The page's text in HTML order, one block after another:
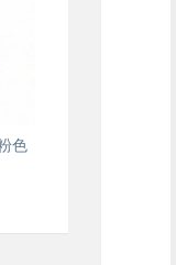
色